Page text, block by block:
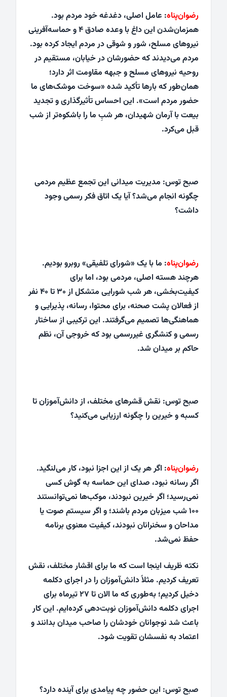
رضوان‌پناه: عامل اصلی، دغدغه‌ خود مردم بود.
همزمان‌شدن این داغ با وعده صادق ۴ و حماسه‌آفرینی
نیروهای مسلح، شور و شوقی در مردم ایجاد کرده بود.
مردم می‌دیدند که حضورشان در خیابان، مستقیم در
روحیه نیروهای مسلح و جبهه مقاومت اثر دارد؛
همان‌طور که بارها تأکید شده «سوخت موشک‌های ما
حضور مردم است». این احساس تأثیرگذاری و تجدید
بیعت با آرمان شهیدان، هر شبِ ما را باشکوه‌تر از شب
قبل می‌کرد.
صبح توس: مدیریت میدانی این تجمع عظیم مردمی
چگونه انجام می‌شد؟ آیا یک اتاق فکر رسمی وجود
داشت؟
رضوان‌پناه: ما با یک «شورای تلفیقی» روبرو بودیم.
هرچند هسته‌ اصلی، مردمی بود، اما برای
کیفیت‌بخشی، هر شب شورایی متشکل از ۳۰ تا ۴۰ نفر
از فعالان پشت صحنه، برای محتوا، رسانه، پذیرایی و
هماهنگی‌ها تصمیم می‌گرفتند. این ترکیبی از ساختار
رسمی و کنشگری غیررسمی بود که خروجی آن، نظم
حاکم بر میدان شد.
صبح توس: نقش قشرهای مختلف، از دانش‌آموزان تا
کسبه و خیرین را چگونه ارزیابی می‌کنید؟
رضوان‌پناه: اگر هر یک از این اجزا نبود، کار می‌لنگید.
اگر رسانه نبود، صدای این حماسه به گوش کسی
نمی‌رسید؛ اگر خیرین نبودند، موکب‌ها نمی‌توانستند
۱۰۰ شب میزبان مردم باشند؛ و اگر سیستم صوت یا
مداحان و سخنرانان نبودند، کیفیت معنوی برنامه
حفظ نمی‌شد.
نکته‌ ظریف اینجا است که ما برای اقشار مختلف، نقش
تعریف کردیم. مثلاً دانش‌آموزان را در اجرای دکلمه
دخیل کردیم؛ به‌طوری که ما الان تا ۲۷ تیرماه برای
اجرای دکلمه دانش‌آموزان نوبت‌دهی کرده‌ایم. این کار
باعث شد نوجوانان خودشان را صاحب میدان بدانند و
اعتماد به نفسشان تقویت شود.
صبح توس: این حضور چه پیامدی برای آینده دارد؟